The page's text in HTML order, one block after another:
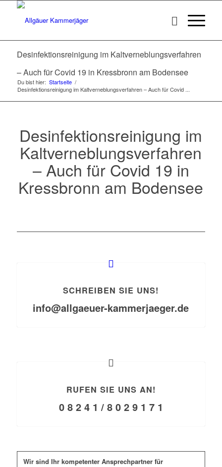
Desinfektionsreinigung im Kaltverneblungsverfahren
– Auch für Covid 19 in Kressbronn am Bodensee
Du bist hier: Startseite /
Desinfektionsreinigung im Kaltverneblungsverfahren – Auch für Covid ...
Desinfektionsreinigung im
Kaltverneblungsverfahren
– Auch für Covid 19 in
Kressbronn am Bodensee
SCHREIBEN SIE UNS!
info@allgaeuer-kammerjaeger.de
RUFEN SIE UNS AN!
0 8 2 4 1 / 8 0 2 9 1 7 1
Wir sind Ihr kompetenter Ansprechpartner für